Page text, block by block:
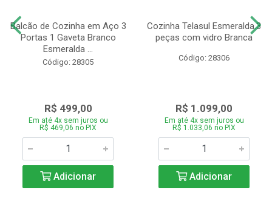
Balcão de Cozinha em Aço 3
Portas 1 Gaveta Branco
Esmeralda ...
Código: 28305
R$ 499,00
Em até 4x sem juros ou
R$ 469,06 no PIX
Adicionar
Cozinha Telasul Esmeralda.3
peças com vidro Branca
Código: 28306
R$ 1.099,00
Em até 4x sem juros ou
R$ 1.033,06 no PIX
Adicionar